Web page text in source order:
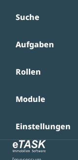
Suche
Aufgaben
Rollen
Module
Einstellungen